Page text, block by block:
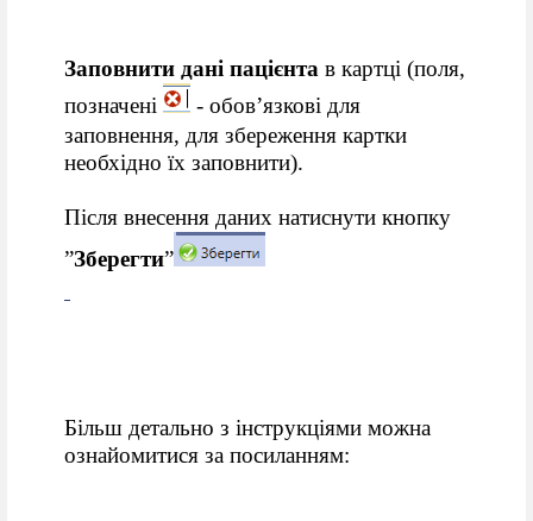
Заповнити дані пацієнта в картці (поля,
позначені
- обов’язкові для
заповнення, для збереження картки
необхідно їх заповнити).
Після внесення даних натиснути кнопку
”Зберегти”
Більш детально з інструкціями можна
ознайомитися за посиланням: